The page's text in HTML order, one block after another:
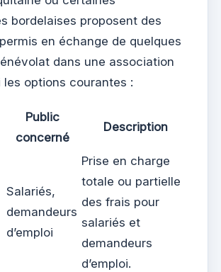
bordelaises proposent des
en échange de quelques
dans une association
les options courantes :
Public
concerné
Description
Salariés,
demandeurs
d’emploi
Prise en charge
totale ou partielle
des frais pour
salariés et
demandeurs
d’emploi.